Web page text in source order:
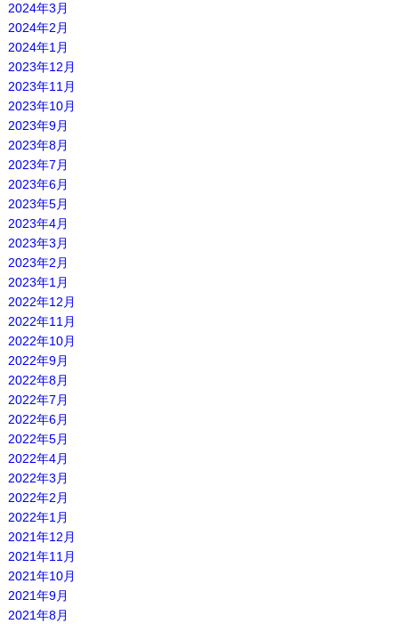
2024年3月
2024年2月
2024年1月
2023年12月
2023年11月
2023年10月
2023年9月
2023年8月
2023年7月
2023年6月
2023年5月
2023年4月
2023年3月
2023年2月
2023年1月
2022年12月
2022年11月
2022年10月
2022年9月
2022年8月
2022年7月
2022年6月
2022年5月
2022年4月
2022年3月
2022年2月
2022年1月
2021年12月
2021年11月
2021年10月
2021年9月
2021年8月